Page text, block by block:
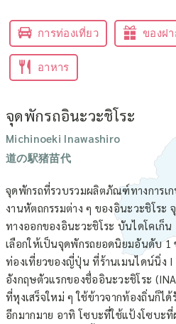
การท่องเที่ยว ของฝา
อาหาร
จุดพักรถอินะวะชิโระ
Michinoeki Inawashiro
道の駅猪苗代
จุดพักรถที่รวบรวมผลิตภัณฑ์ทางการเ
งานหัตถกรรมต่าง ๆ ของอินะวะชิโระ
ทางออกของอินะวะชิโระ บันไดโคเก็
เลือกให้เป็นจุดพักรถยอดนิยมอันดับ 1
ท่องเที่ยวของญี่ปุ่น ที่ร้านเมนไดน์นิ่ง I
อังกฤษตัวแรกของชื่ออินะวะชิโระ
ที่หุงเสร็จใหม่ ๆ ใช้ข้าวจากท้องถิ่นก็ไ
อีกมากมาย อาทิ โซบะที่ใช้แป้งโซบะ